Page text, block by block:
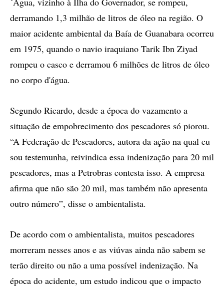
derramando 1,3 milhão de litros de óleo na região. O
maior acidente ambiental da Baía de Guanabara ocorreu
em 1975, quando o navio iraquiano Tarik Ibn Ziyad
rompeu o casco e derramou 6 milhões de litros de óleo
no corpo d'água.
Segundo Ricardo, desde a época do vazamento a
situação de empobrecimento dos pescadores só piorou.
“A Federação de Pescadores, autora da ação na qual eu
sou testemunha, reivindica essa indenização para 20 mil
pescadores, mas a Petrobras contesta isso. A empresa
afirma que não são 20 mil, mas também não apresenta
outro número”, disse o ambientalista.
De acordo com o ambientalista, muitos pescadores
morreram nesses anos e as viúvas ainda não sabem se
terão direito ou não a uma possível indenização. Na
época do acidente, um estudo indicou que o impacto